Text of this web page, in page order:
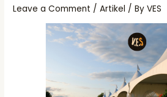
Leave a Comment /Artikel / ByVES